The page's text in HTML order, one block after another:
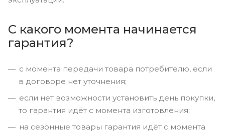
С какого момента начинается
гарантия?
с момента передачи товара потребителю, если
в договоре нет уточнения;
если нет возможности установить день покупки,
то гарантия идёт с момента изготовления;
на сезонные товары гарантия идёт с момента